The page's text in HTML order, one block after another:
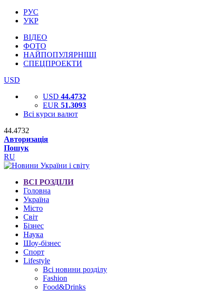
РУС
УКР
ВІДЕО
ФОТО
НАЙПОПУЛЯРНІШІ
СПЕЦПРОЕКТИ
USD
USD 44.4732
EUR 51.3093
Всі курси валют
44.4732
Авторизація
Пошук
RU
ВСІ РОЗДІЛИ
Головна
Україна
Місто
Світ
Бізнес
Наука
Шоу-бізнес
Спорт
Lifestyle
Всі новини розділу
Fashion
Food&Drinks